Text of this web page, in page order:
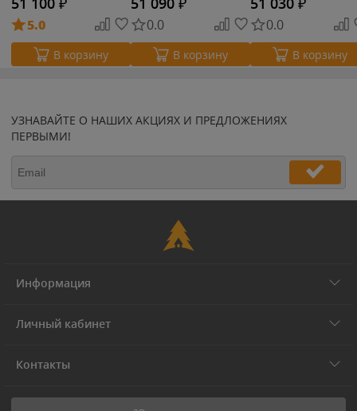
5.0
В корзину
0.0
В корзину
0.0
В корзину
УЗНАВАЙТЕ О НАШИХ АКЦИЯХ И ПРЕДЛОЖЕНИЯХ
ПЕРВЫМИ!
Информация
Личный кабинет
Контакты